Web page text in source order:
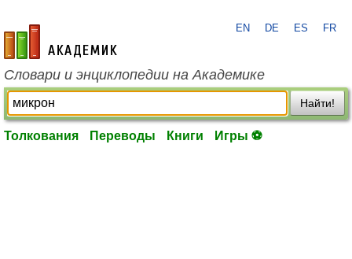
academic.ru
EN DE ES FR
Словари и энциклопедии на Академике
Найти!
Толкования Переводы Книги Игры ⚽